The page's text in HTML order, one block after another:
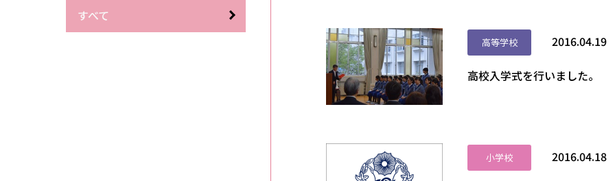
高等学校 2016.04.19
高校入学式を行いました。
小学校 2016.04.18
すべて